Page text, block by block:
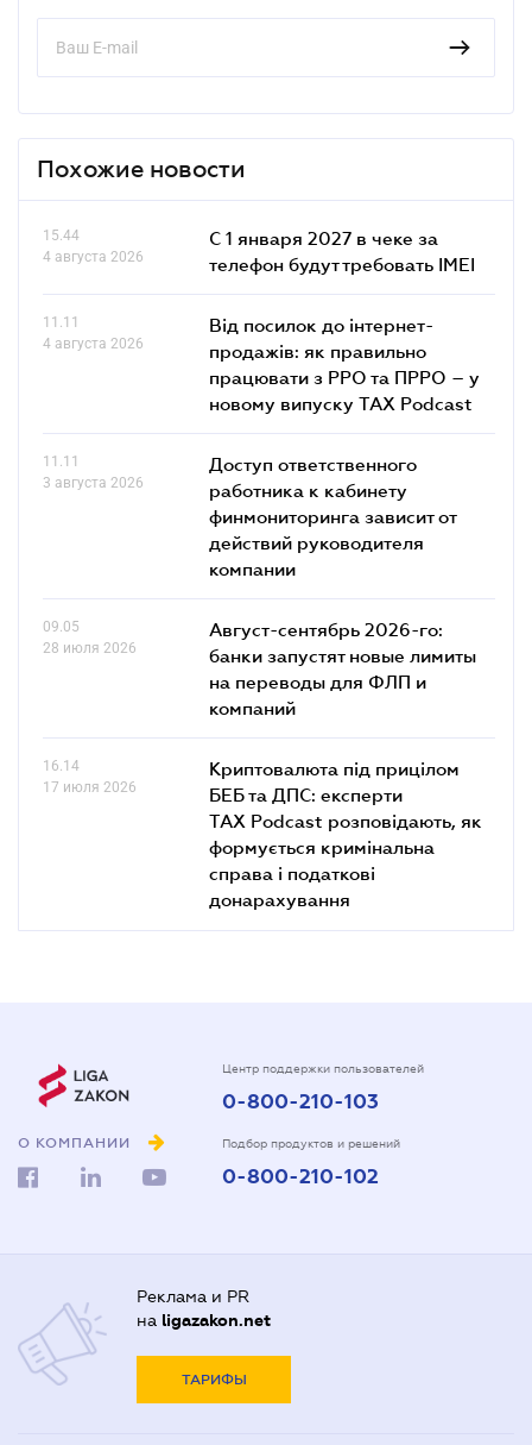
Похожие новости
15.44
4 августа 2026
С 1 января 2027 в чеке за
телефон будут требовать IMEI
11.11
4 августа 2026
Від посилок до інтернет-
продажів: як правильно
працювати з РРО та ПРРО – у
новому випуску TAX Podcast
11.11
3 августа 2026
Доступ ответственного
работника к кабинету
финмониторинга зависит от
действий руководителя
компании
09.05
28 июля 2026
Август-сентябрь 2026-го:
банки запустят новые лимиты
на переводы для ФЛП и
компаний
16.14
17 июля 2026
Криптовалюта під прицілом
БЕБ та ДПС: експерти
TAX Podcast розповідають, як
формується кримінальна
справа і податкові
донарахування
О КОМПАНИИ
Центр поддержки пользователей
0-800-210-103
Подбор продуктов и решений
0-800-210-102
Реклама и PR
на ligazakon.net
ТАРИФЫ